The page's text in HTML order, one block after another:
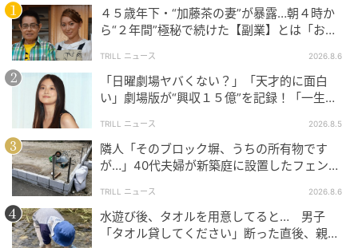
の記事をもっとみる
４５歳年下・“加藤茶の妻”が暴露…朝４時か
ら“２年間”極秘で続けた【副業】とは「お金
TRILL ニュース 2026.8.6
「日曜劇場ヤバくない？」「天才的に面白
い」劇場版が“興収１５億”を記録！「一生言
TRILL ニュース 2026.8.5
隣人「そのブロック塀、うちの所有物です
が…」40代夫婦が新築庭に設置したフェン
TRILL ニュース 2026.8.6
水遊び後、タオルを用意してると… 男子
「タオル貸してください」断った直後、親が